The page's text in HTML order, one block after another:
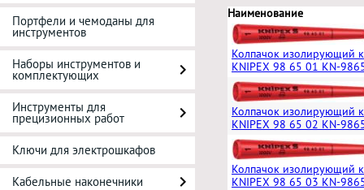
Портфели и чемоданы для
инструментов
Наборы инструментов и
комплектующих
Инструменты для
прецизионных работ
Ключи для электрошкафов
Кабельные наконечники
Наименование
Колпачок изолирующий
KNIPEX 98 65 01 KN-
Колпачок изолирующий
KNIPEX 98 65 02 KN-
Колпачок изолирующий
KNIPEX 98 65 03 KN-